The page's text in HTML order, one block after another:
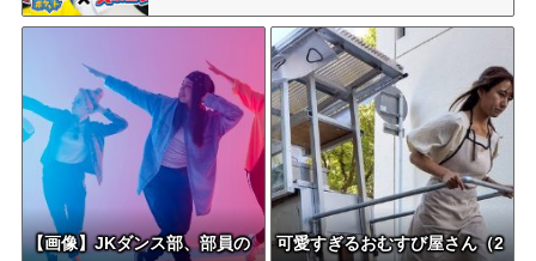
【画像】JKダンス部、部員の
可愛すぎるおむすび屋さん（2